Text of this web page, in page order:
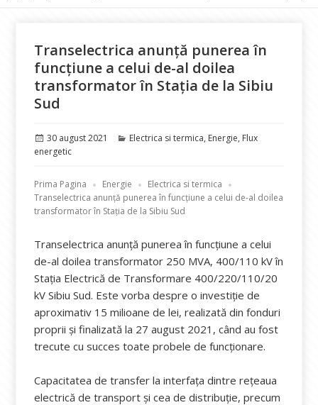
Transelectrica anunță punerea în
funcțiune a celui de-al doilea
transformator în Stația de la Sibiu
Sud
Publicat
pe
30 august 2021 Categorii
Electrica si termica, Energie, Flux
energetic
Prima Pagina Energie
Electrica si termica
Transelectrica anunță punerea în funcțiune a celui de-al doilea
transformator în Stația de la Sibiu Sud
Transelectrica anunță punerea în funcțiune a celui
de-al doilea transformator 250 MVA, 400/110 kV în
Stația Electrică de Transformare 400/220/110/20
kV Sibiu Sud. Este vorba despre o investiție de
aproximativ 15 milioane de lei, realizată din fonduri
proprii și finalizată la 27 august 2021, când au fost
trecute cu succes toate probele de funcționare.
Capacitatea de transfer la interfața dintre rețeaua
electrică de transport și cea de distribuție, precum